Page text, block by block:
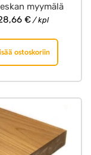
myymälä
€/ kpl
ostoskoriin